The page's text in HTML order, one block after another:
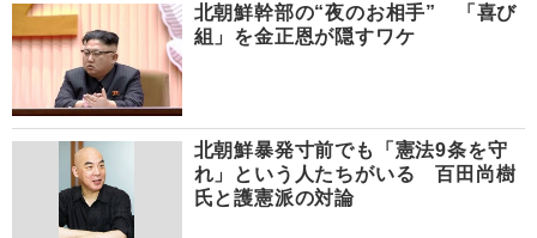
北朝鮮幹部の“夜のお相手” 「喜び
組」を金正恩が隠すワケ
北朝鮮暴発寸前でも「憲法9条を守
れ」という人たちがいる 百田尚樹
氏と護憲派の対論